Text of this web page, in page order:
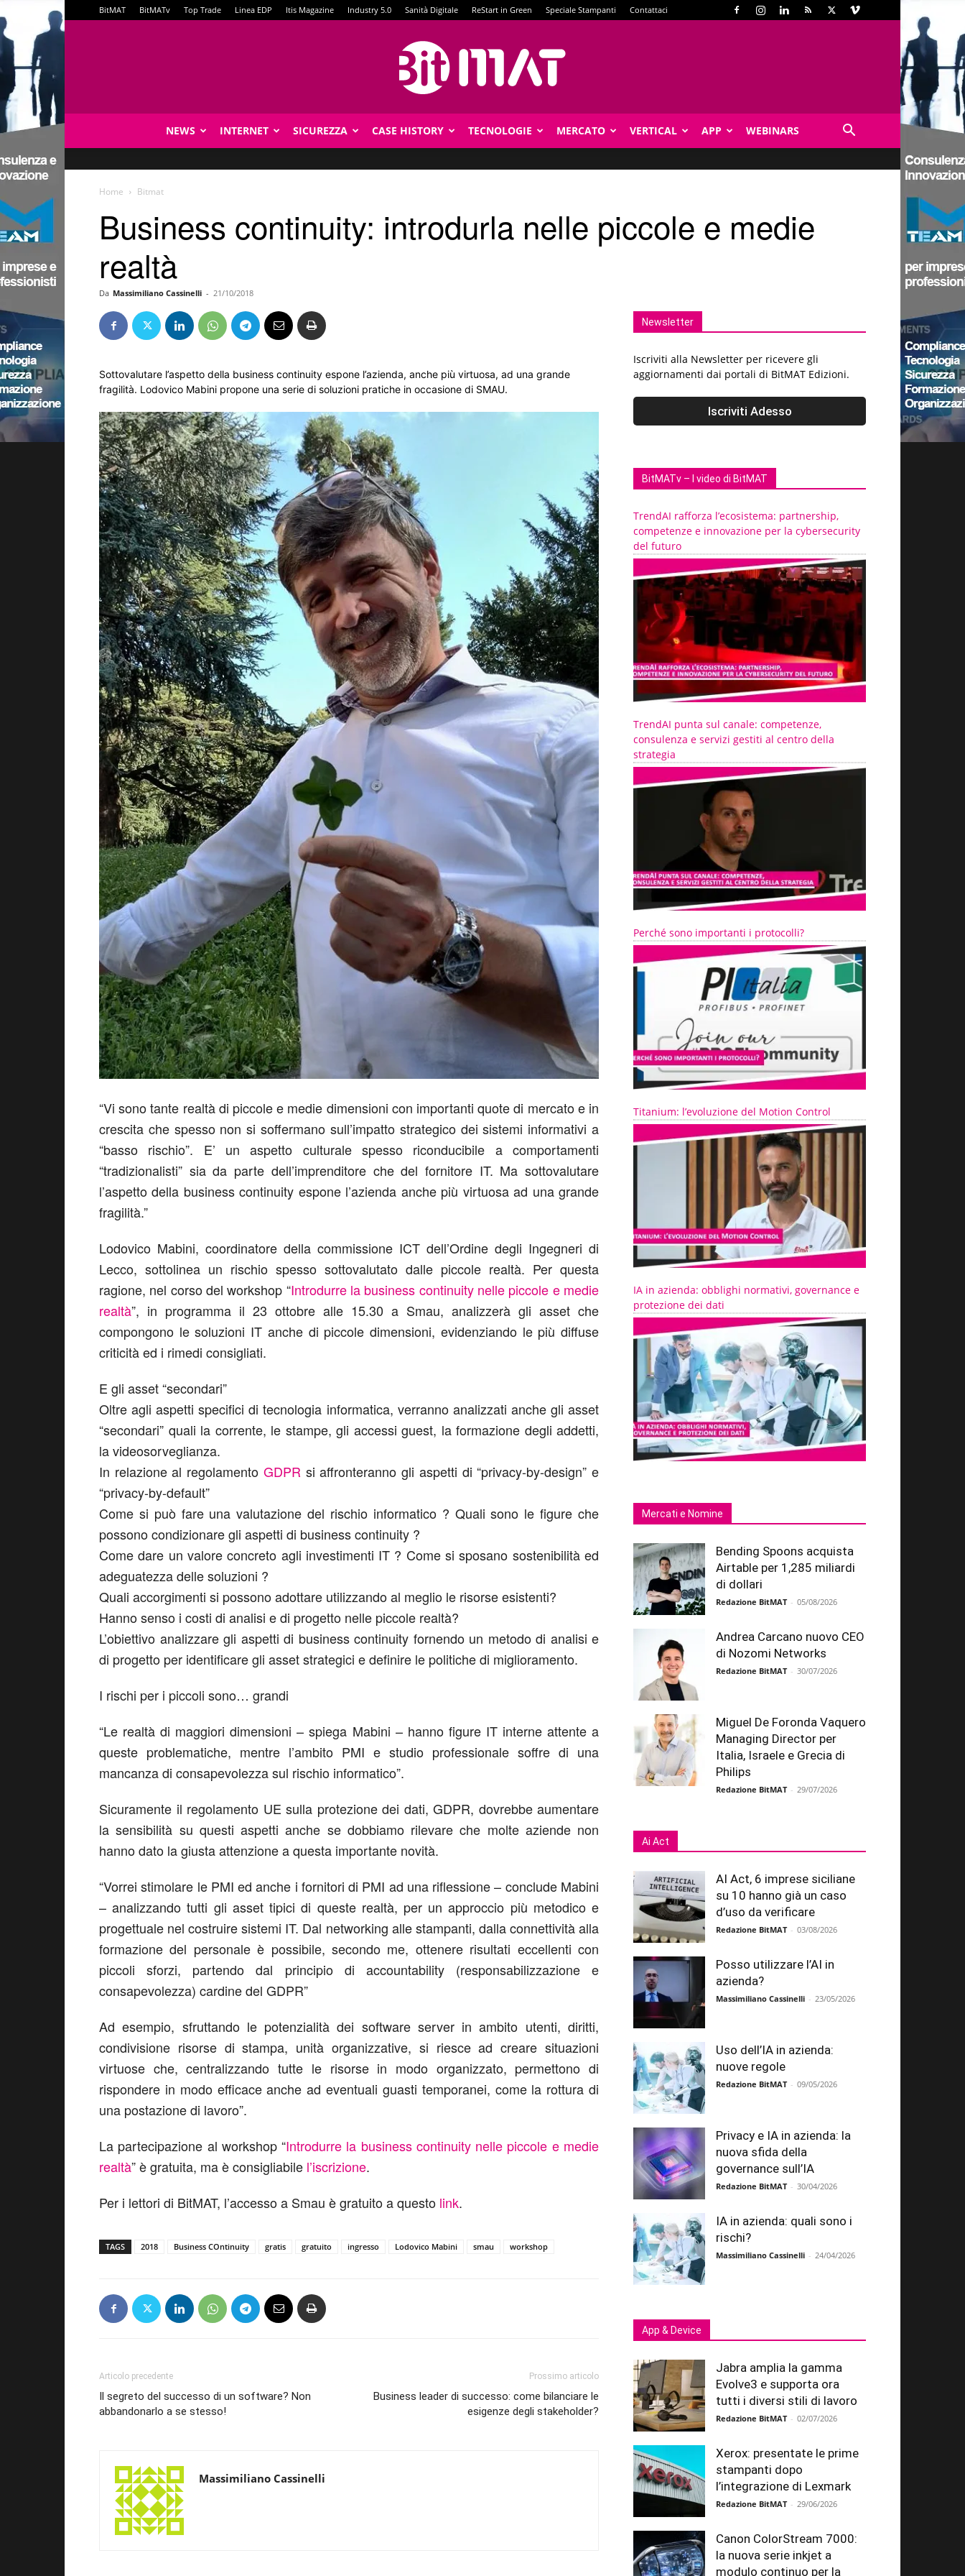
BitMAT BitMATv Top Trade Linea EDP Itis Magazine Industry 5.0 Sanità Digitale ReStart in Green Speciale Stampanti Contattaci
NEWS INTERNET SICUREZZA CASE HISTORY TECNOLOGIE MERCATO VERTICAL APP WEBINARS
Home Bitmat
Business continuity: introdurla nelle piccole e medie
realtà
Da Massimiliano Cassinelli - 21/10/2018
Sottovalutare l’aspetto della business continuity espone l’azienda, anche più virtuosa, ad una grande
fragilità. Lodovico Mabini propone una serie di soluzioni pratiche in occasione di SMAU.
“Vi sono tante realtà di piccole e medie dimensioni con importanti quote di mercato e in
crescita che spesso non si soffermano sull’impatto strategico dei sistemi informativi a
“basso rischio”. E’ un aspetto culturale spesso riconducibile a comportamenti
“tradizionalisti” sia da parte dell’imprenditore che del fornitore IT. Ma sottovalutare
l’aspetto della business continuity espone l’azienda anche più virtuosa ad una grande
fragilità.”
Lodovico Mabini, coordinatore della commissione ICT dell’Ordine degli Ingegneri di
Lecco, sottolinea un rischio spesso sottovalutato dalle piccole realtà. Per questa
ragione, nel corso del workshop “Introdurre la business continuity nelle piccole e medie
realtà”, in programma il 23 ottobre alle 15.30 a Smau, analizzerà gli asset che
compongono le soluzioni IT anche di piccole dimensioni, evidenziando le più diffuse
criticità ed i rimedi consigliati.
E gli asset “secondari”
Oltre agli aspetti specifici di tecnologia informatica, verranno analizzati anche gli asset
“secondari” quali la corrente, le stampe, gli accessi guest, la formazione degli addetti,
la videosorveglianza.
In relazione al regolamento GDPR si affronteranno gli aspetti di “privacy-by-design” e
“privacy-by-default”
Come si può fare una valutazione del rischio informatico ? Quali sono le figure che
possono condizionare gli aspetti di business continuity ?
Come dare un valore concreto agli investimenti IT ? Come si sposano sostenibilità ed
adeguatezza delle soluzioni ?
Quali accorgimenti si possono adottare utilizzando al meglio le risorse esistenti?
Hanno senso i costi di analisi e di progetto nelle piccole realtà?
L’obiettivo analizzare gli aspetti di business continuity fornendo un metodo di analisi e
di progetto per identificare gli asset strategici e definire le politiche di miglioramento.
I rischi per i piccoli sono… grandi
“Le realtà di maggiori dimensioni – spiega Mabini – hanno figure IT interne attente a
queste problematiche, mentre l’ambito PMI e studio professionale soffre di una
mancanza di consapevolezza sul rischio informatico”.
Sicuramente il regolamento UE sulla protezione dei dati, GDPR, dovrebbe aumentare
la sensibilità su questi aspetti anche se dobbiamo rilevare che molte aziende non
hanno dato la giusta attenzione a questa importante novità.
“Vorrei stimolare le PMI ed anche i fornitori di PMI ad una riflessione – conclude Mabini
– analizzando tutti gli asset tipici di queste realtà, per un approccio più metodico e
progettuale nel costruire sistemi IT. Dal networking alle stampanti, dalla connettività alla
formazione del personale è possibile, secondo me, ottenere risultati eccellenti con
piccoli sforzi, partendo dal principio di accountability (responsabilizzazione e
consapevolezza) cardine del GDPR”
Ad esempio, sfruttando le potenzialità dei software server in ambito utenti, diritti,
condivisione risorse di stampa, unità organizzative, si riesce ad creare situazioni
virtuose che, centralizzando tutte le risorse in modo organizzato, permettono di
rispondere in modo efficace anche ad eventuali guasti temporanei, come la rottura di
una postazione di lavoro”.
La partecipazione al workshop “Introdurre la business continuity nelle piccole e medie
realtà” è gratuita, ma è consigliabile l’iscrizione.
Per i lettori di BitMAT, l’accesso a Smau è gratuito a questo link.
TAGS 2018 Business COntinuity gratis gratuito ingresso Lodovico Mabini smau workshop
Articolo precedente
Il segreto del successo di un software? Non
abbandonarlo a se stesso!
Prossimo articolo
Business leader di successo: come bilanciare le
esigenze degli stakeholder?
Massimiliano Cassinelli
Newsletter
Iscriviti alla Newsletter per ricevere gli
aggiornamenti dai portali di BitMAT Edizioni.
BitMATv – I video di BitMAT
TrendAI rafforza l’ecosistema: partnership,
competenze e innovazione per la cybersecurity
del futuro
TrendAI punta sul canale: competenze,
consulenza e servizi gestiti al centro della
strategia
Perché sono importanti i protocolli?
Titanium: l’evoluzione del Motion Control
IA in azienda: obblighi normativi, governance e
protezione dei dati
Mercati e Nomine
Bending Spoons acquista
Airtable per 1,285 miliardi
di dollari
Redazione BitMAT - 05/08/2026
Andrea Carcano nuovo CEO
di Nozomi Networks
Redazione BitMAT - 30/07/2026
Miguel De Foronda Vaquero
Managing Director per
Italia, Israele e Grecia di
Philips
Redazione BitMAT - 29/07/2026
Ai Act
AI Act, 6 imprese siciliane
su 10 hanno già un caso
d’uso da verificare
Redazione BitMAT - 03/08/2026
Posso utilizzare l’AI in
azienda?
Massimiliano Cassinelli - 23/05/2026
Uso dell’IA in azienda:
nuove regole
Redazione BitMAT - 09/05/2026
Privacy e IA in azienda: la
nuova sfida della
governance sull’IA
Redazione BitMAT - 30/04/2026
IA in azienda: quali sono i
rischi?
Massimiliano Cassinelli - 24/04/2026
App & Device
Jabra amplia la gamma
Evolve3 e supporta ora
tutti i diversi stili di lavoro
Redazione BitMAT - 02/07/2026
Xerox: presentate le prime
stampanti dopo
l’integrazione di Lexmark
Redazione BitMAT - 29/06/2026
Canon ColorStream 7000:
la nuova serie inkjet a
modulo continuo per la